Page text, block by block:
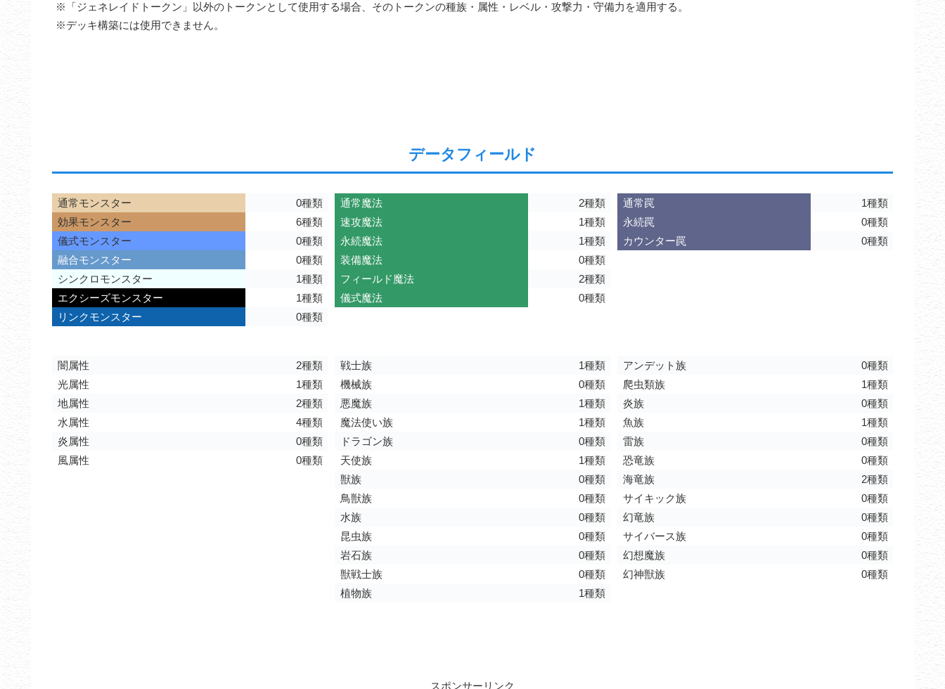
※「ジェネレイドトークン」以外のトークンとして使用する場合、そのトークンの種族・属性・レベル・攻撃力・守備力を適用する。
※デッキ構築には使用できません。
データフィールド
通常モンスター
0種類
効果モンスター
6種類
儀式モンスター
0種類
融合モンスター
0種類
シンクロモンスター
1種類
エクシーズモンスター
1種類
リンクモンスター
0種類
通常魔法
2種類
速攻魔法
1種類
永続魔法
1種類
装備魔法
0種類
フィールド魔法
2種類
儀式魔法
0種類
通常罠
1種類
永続罠
0種類
カウンター罠
0種類
闇属性
2種類
光属性
1種類
地属性
2種類
水属性
4種類
炎属性
0種類
風属性
0種類
戦士族
1種類
機械族
0種類
悪魔族
1種類
魔法使い族
1種類
ドラゴン族
0種類
天使族
1種類
獣族
0種類
鳥獣族
0種類
水族
0種類
昆虫族
0種類
岩石族
0種類
獣戦士族
0種類
植物族
1種類
アンデット族
0種類
爬虫類族
1種類
炎族
0種類
魚族
1種類
雷族
0種類
恐竜族
0種類
海竜族
2種類
サイキック族
0種類
幻竜族
0種類
サイバース族
0種類
幻想魔族
0種類
幻神獣族
0種類
スポンサーリンク